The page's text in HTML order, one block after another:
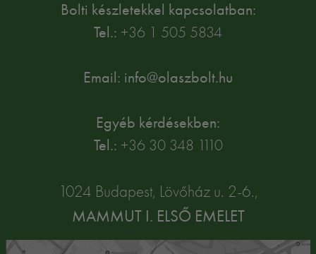
Bolti készletekkel kapcsolatban:
Tel.: +36 1 505 5834
Email: info@olaszbolt.hu
Egyéb kérdésekben:
Tel.: +36 30 348 1110
1024 Budapest, Lövőház u. 2-6.,
MAMMUT I. ELSŐ EMELET